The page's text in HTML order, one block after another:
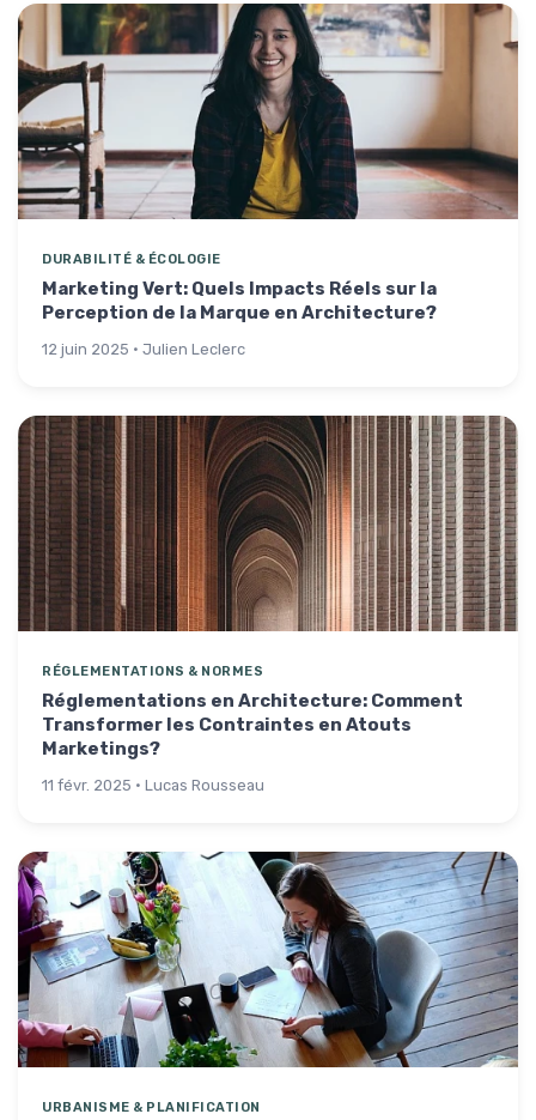
DURABILITÉ & ÉCOLOGIE
Marketing Vert: Quels Impacts Réels sur la
Perception de la Marque en Architecture?
12 juin 2025 · Julien Leclerc
RÉGLEMENTATIONS & NORMES
Réglementations en Architecture: Comment
Transformer les Contraintes en Atouts
Marketings?
11 févr. 2025 · Lucas Rousseau
URBANISME & PLANIFICATION